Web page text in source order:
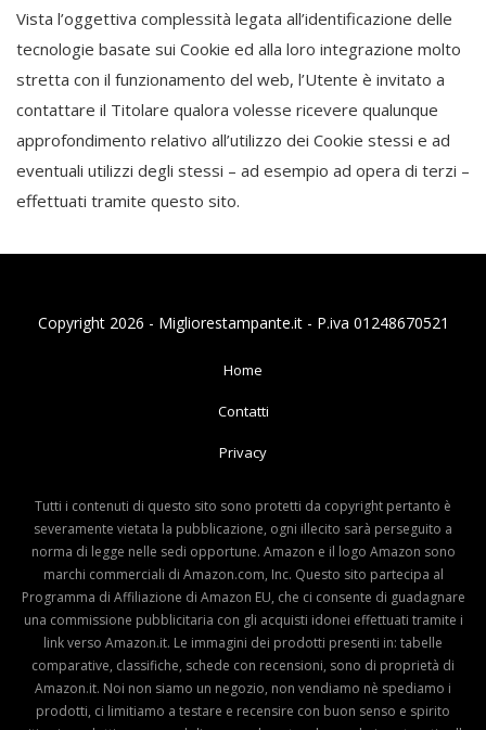
Vista l’oggettiva complessità legata all’identificazione delle
tecnologie basate sui Cookie ed alla loro integrazione molto
stretta con il funzionamento del web, l’Utente è invitato a
contattare il Titolare qualora volesse ricevere qualunque
approfondimento relativo all’utilizzo dei Cookie stessi e ad
eventuali utilizzi degli stessi – ad esempio ad opera di terzi –
effettuati tramite questo sito.
Copyright 2026 - Migliorestampante.it - P.iva 01248670521
Home
Contatti
Privacy
Tutti i contenuti di questo sito sono protetti da copyright pertanto è
severamente vietata la pubblicazione, ogni illecito sarà perseguito a
norma di legge nelle sedi opportune. Amazon e il logo Amazon sono
marchi commerciali di Amazon.com, Inc. Questo sito partecipa al
Programma di Affiliazione di Amazon EU, che ci consente di guadagnare
una commissione pubblicitaria con gli acquisti idonei effettuati tramite i
link verso Amazon.it. Le immagini dei prodotti presenti in: tabelle
comparative, classifiche, schede con recensioni, sono di proprietà di
Amazon.it. Noi non siamo un negozio, non vendiamo nè spediamo i
prodotti, ci limitiamo a testare e recensire con buon senso e spirito